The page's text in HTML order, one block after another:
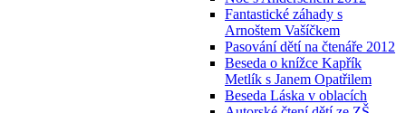
Fantastické záhady s
Arnoštem Vašíčkem
Pasování dětí na čtenáře 2012
Beseda o knížce Kapřík
Metlík s Janem Opatřilem
Beseda Láska v oblacích